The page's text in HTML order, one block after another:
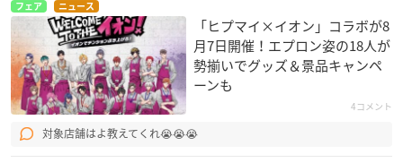
ネフライト 土清世徹司
フェア ニュース
「ヒプマイ×イオン」コラボが8
月7日開催！エプロン姿の18人が
勢揃いでグッズ＆景品キャンペ
ーンも
4コメント
対象店舗はよ教えてくれ😭😭😭